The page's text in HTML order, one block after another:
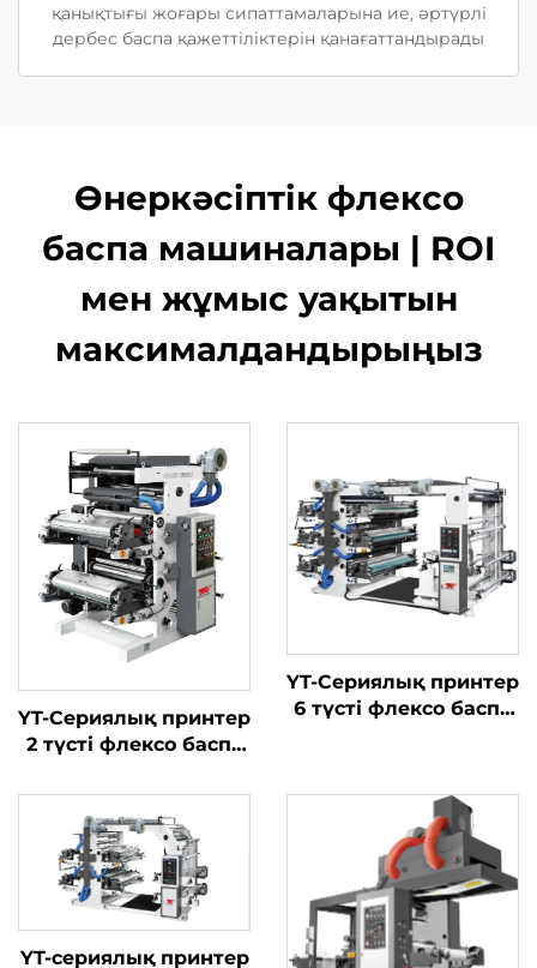
қанықтығы жоғары сипаттамаларына ие, әртүрлі
дербес баспа қажеттіліктерін қанағаттандырады
Өнеркәсіптік флексо
баспа машиналары | ROI
мен жұмыс уақытын
максималдандырыңыз
YT-Сериялық принтер
2 түсті флексо баспа
YT-Сериялық принтер
6 түсті флексо баспа
YT-сериялық принтер